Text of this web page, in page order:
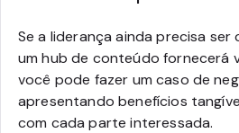
Se a liderança ainda precisa ser
um hub de conteúdo fornecerá
você pode fazer um caso de
apresentando benefícios
com cada parte interessada.